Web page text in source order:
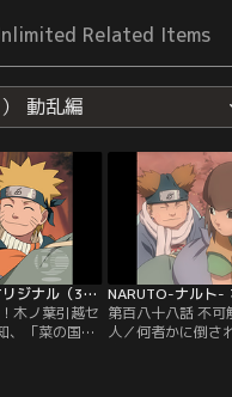
Related Items
動乱編
NARUTO-ナルト- オリジナル（3） 動乱編 第187話
木ノ葉引越セ
、「菜の国」
第百八十八話 不
人／何者かに倒さ